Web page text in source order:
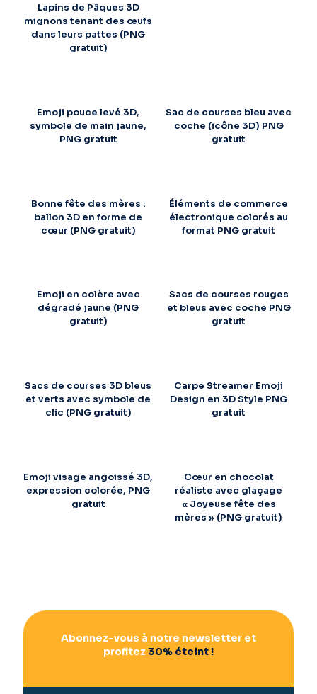
Lapins de Pâques 3D
mignons tenant des œufs
dans leurs pattes (PNG
gratuit)
Emoji pouce levé 3D,
symbole de main jaune,
PNG gratuit
Sac de courses bleu avec
coche (icône 3D) PNG
gratuit
Bonne fête des mères :
ballon 3D en forme de
cœur (PNG gratuit)
Éléments de commerce
électronique colorés au
format PNG gratuit
Emoji en colère avec
dégradé jaune (PNG
gratuit)
Sacs de courses rouges
et bleus avec coche PNG
gratuit
Sacs de courses 3D bleus
et verts avec symbole de
clic (PNG gratuit)
Carpe Streamer Emoji
Design en 3D Style PNG
gratuit
Emoji visage angoissé 3D,
expression colorée, PNG
gratuit
Cœur en chocolat
réaliste avec glaçage
« Joyeuse fête des
mères » (PNG gratuit)
Abonnez-vous à notre newsletter et
profitez 30% éteint !